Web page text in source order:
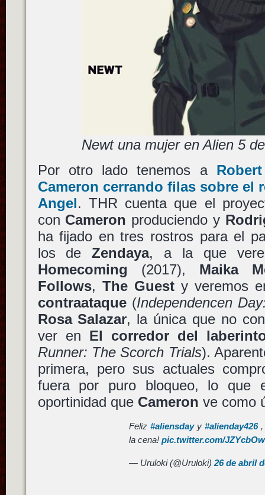
Newt una mujer en Alien 5
Por otro lado tenemos a
Cameron cerrando filas sobre el
Angel. THR cuenta que el
con Cameron produciendo y
ha fijado en tres rostros para el
los deZendaya, a la que
Homecoming (2017), Maika
Follows, The Guesty veremos
contraataque(Independencen
Rosa Salazar, la única que no
ver en El corredor del
Runner: The Scorch Trials).
primera, pero sus actuales
fuera por puro bloqueo, lo que
oportinidad que Cameron ve como
Feliz #aliensdayy #alienday426,
la cena!pic.twitter.com/
— Uruloki (@Uruloki)26 de abril